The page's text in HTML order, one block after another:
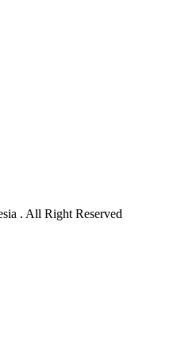
. All Right Reserved